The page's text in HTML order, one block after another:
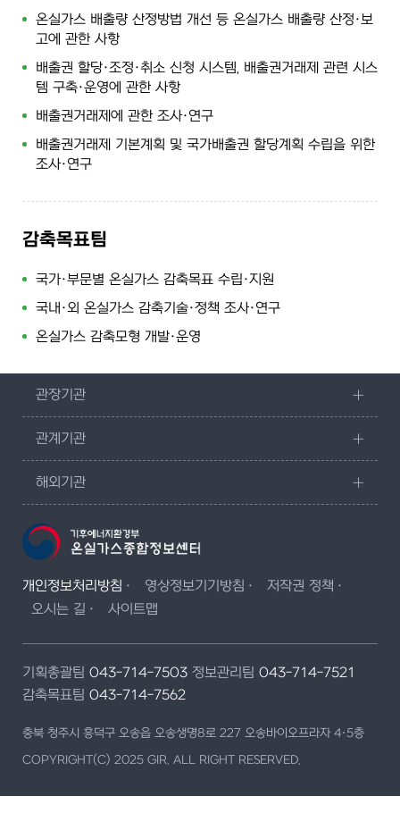
온실가스 배출량 산정방법 개선 등 온실가스 배출량 산정·보
고에 관한 사항
배출권 할당·조정·취소 신청 시스템, 배출권거래제 관련 시스
템 구축·운영에 관한 사항
배출권거래제에 관한 조사·연구
배출권거래제 기본계획 및 국가배출권 할당계획 수립을 위한
조사·연구
감축목표팀
국가·부문별 온실가스 감축목표 수립·지원
국내·외 온실가스 감축기술·정책 조사·연구
온실가스 감축모형 개발·운영
관장기관
관계기관
해외기관
개인정보처리방침 영상정보기기방침
저작권 정책
오시는 길
사이트맵
기획총괄팀 043-714-7503 정보관리팀 043-714-7521
감축목표팀 043-714-7562
충북 청주시 흥덕구 오송읍 오송생명8로 227 오송바이오프라자 4·5층
COPYRIGHT(C) 2025 GIR. ALL RIGHT RESERVED.